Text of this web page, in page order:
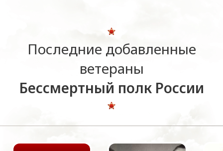
Последние добавленные
ветераны
Бессмертный полк России